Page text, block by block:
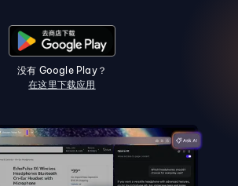
没有 Google Play？
在这里下载应用